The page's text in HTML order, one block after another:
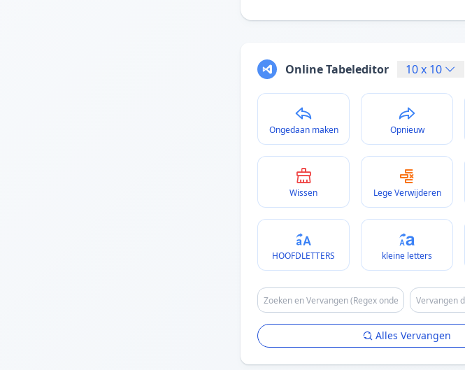
Online Tabeleditor 10x 10
Ongedaan maken Opnieuw
Wissen Lege Verwijderen
HOOFDLETTERS kleine letters
Alles Vervangen